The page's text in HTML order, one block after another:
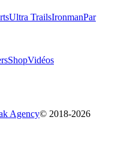
Ultra TrailsIronmanPar
ShopVidéos
Agency© 2018-2026